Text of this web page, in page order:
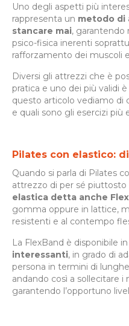
Uno degli aspetti più
rappresenta un metodo di
stancare mai, garantendo
psico-fisica inerenti
rafforzamento dei muscoli
Diversi gli attrezzi che è
pratica e uno dei più validi è
questo articolo vediamo di
e quali sono gli esercizi più
Pilates con elastico:
Quando si parla di Pilates
attrezzo di per sé piuttosto
elastica detta anche
gomma oppure in lattice,
resistenti e al contempo
La FlexBand è disponibile in
interessanti, in grado di
persona in termini di
andando così a sollecitare
garantendo l’opportuno